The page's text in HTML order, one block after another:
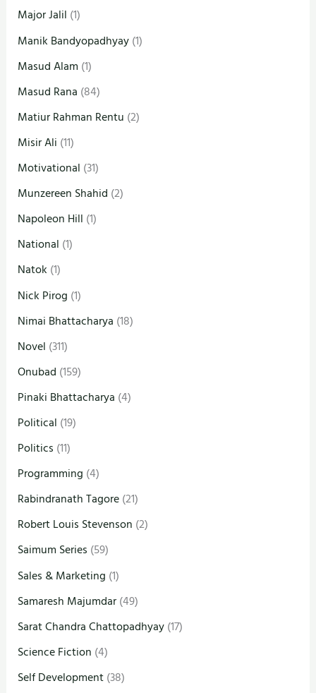
Major Jalil (1)
Manik Bandyopadhyay(1)
Masud Alam (1)
Masud Rana (84)
Matiur Rahman Rentu (2)
Misir Ali (11)
Motivational (31)
Munzereen Shahid (2)
Napoleon Hill (1)
National (1)
Natok (1)
Nick Pirog (1)
Nimai Bhattacharya (18)
Novel (311)
Onubad (159)
Pinaki Bhattacharya (4)
Political (19)
Politics (11)
Programming (4)
Rabindranath Tagore(21)
Robert Louis Stevenson (2)
Saimum Series (59)
Sales & Marketing (1)
Samaresh Majumdar(49)
Sarat Chandra Chattopadhyay(17)
Science Fiction (4)
Self Development(38)